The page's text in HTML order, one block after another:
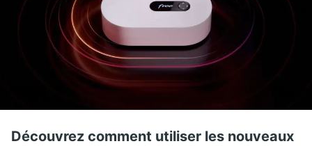
Découvrez comment utiliser les nouveaux